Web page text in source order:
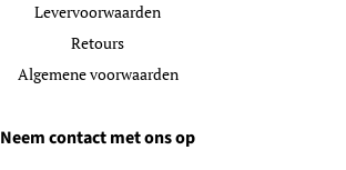
Levervoorwaarden
Retours
Algemene voorwaarden
Neem contact met ons op